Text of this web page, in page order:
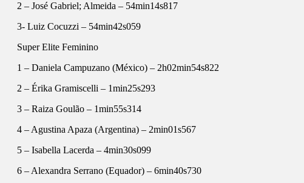
2 – José Gabriel; Almeida – 54min14s817
3- Luiz Cocuzzi – 54min42s059
Super Elite Feminino
1 – Daniela Campuzano (México) – 2h02min54s822
2 – Érika Gramiscelli – 1min25s293
3 – Raiza Goulão – 1min55s314
4 – Agustina Apaza (Argentina) – 2min01s567
5 – Isabella Lacerda – 4min30s099
6 – Alexandra Serrano (Equador) – 6min40s730